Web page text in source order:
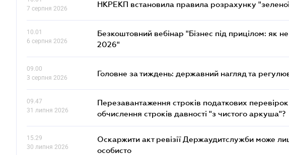
7 серпня 2026
НКРЕКП встановила правила розрахунку
10.01
6 серпня 2026
Безкоштовний вебінар "Бізнес під прицілом: як
2026"
09.00
3 серпня 2026
Головне за тиждень: державний нагляд та
09.47
31 липня 2026
Перезавантаження строків податкових
обчислення строків давності "з чистого аркуша"?
15.29
30 липня 2026
Оскаржити акт ревізії Держаудитслужби може
особисто